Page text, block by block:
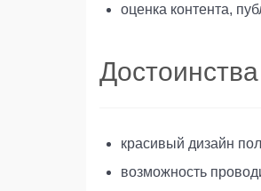
оценка контента,
Достоинства
красивый дизайн
возможность